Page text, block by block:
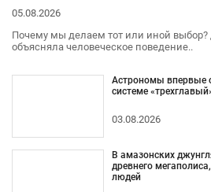
05.08.2026
Почему мы делаем тот или иной выбор?
объясняла человеческое поведение..
Астрономы впервые
системе
03.08.2026
В амазонских
древнего
людей